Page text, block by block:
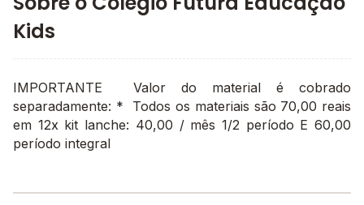
Kids
IMPORTANTE Valor do material é cobrado
separadamente: * Todos os materiais são 70,00 reais
em 12x kit lanche: 40,00 / mês 1/2 período E 60,00
período integral